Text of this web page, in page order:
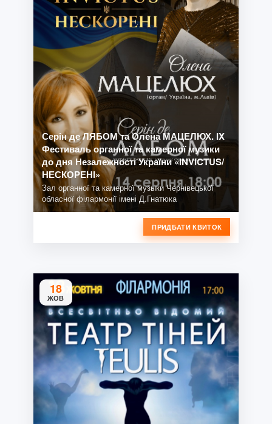
Серін де ЛЯБОМ та Олена МАЦЕЛЮХ. IX
Фестиваль органної та камерної музики
до дня Незалежності України «INVICTUS/
НЕСКОРЕНІ»
Зал органної та камерної музыки Чернівецької
обласної філармонії імені Д.Гнатюка
ПРИДБАТИ КВИТОК
18
ЖОВ